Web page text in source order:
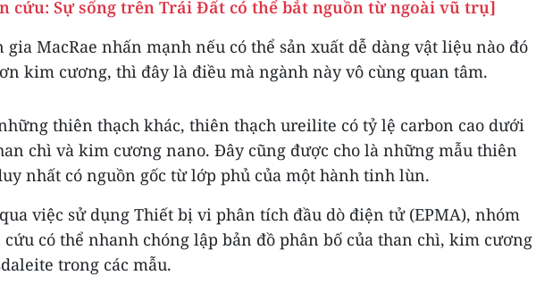
cứu: Sự sống trên Trái Đất có thể bắt nguồn từ ngoài vũ trụ]
gia MacRae nhấn mạnh nếu có thể sản xuất dễ dàng vật liệu nào đó
kim cương, thì đây là điều mà ngành này vô cùng quan tâm.
thiên thạch khác, thiên thạch ureilite có tỷ lệ carbon cao dưới
chì và kim cương nano. Đây cũng được cho là những mẫu thiên
nhất có nguồn gốc từ lớp phủ của một hành tinh lùn.
việc sử dụng Thiết bị vi phân tích đầu dò điện tử (EPMA), nhóm
có thể nhanh chóng lập bản đồ phân bố của than chì, kim cương
trong các mẫu.